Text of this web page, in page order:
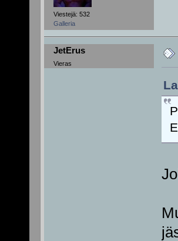
Viestejä: 532
Galleria
JetErus
Vieras